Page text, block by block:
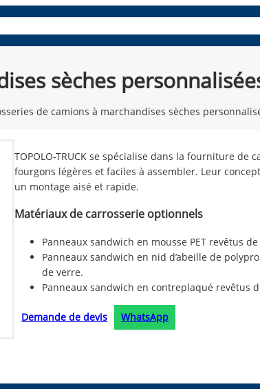
sèches
de camions à marchandises sèches
TOPOLO-TRUCK se spécialise dans la fourniture de
fourgons légères et faciles à assembler. Leur
un montage aisé et rapide.
Matériaux de carrosserie optionnels
Panneaux sandwich en mousse PET revêtus
Panneaux sandwich en nid d’abeille de
de verre.
Panneaux sandwich en contreplaqué revêtus
Demande de devis WhatsApp